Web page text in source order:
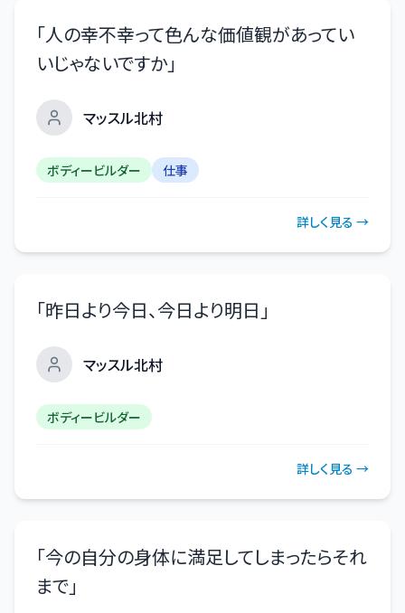
「人の幸不幸って色んな価値観があってい
いじゃないですか」
マッスル北村
ボディービルダー 仕事
詳しく見る →
「昨日より今日、今日より明日 」
マッスル北村
ボディービルダー
詳しく見る →
「今の自分の身体に満足してしまったらそれ
まで」